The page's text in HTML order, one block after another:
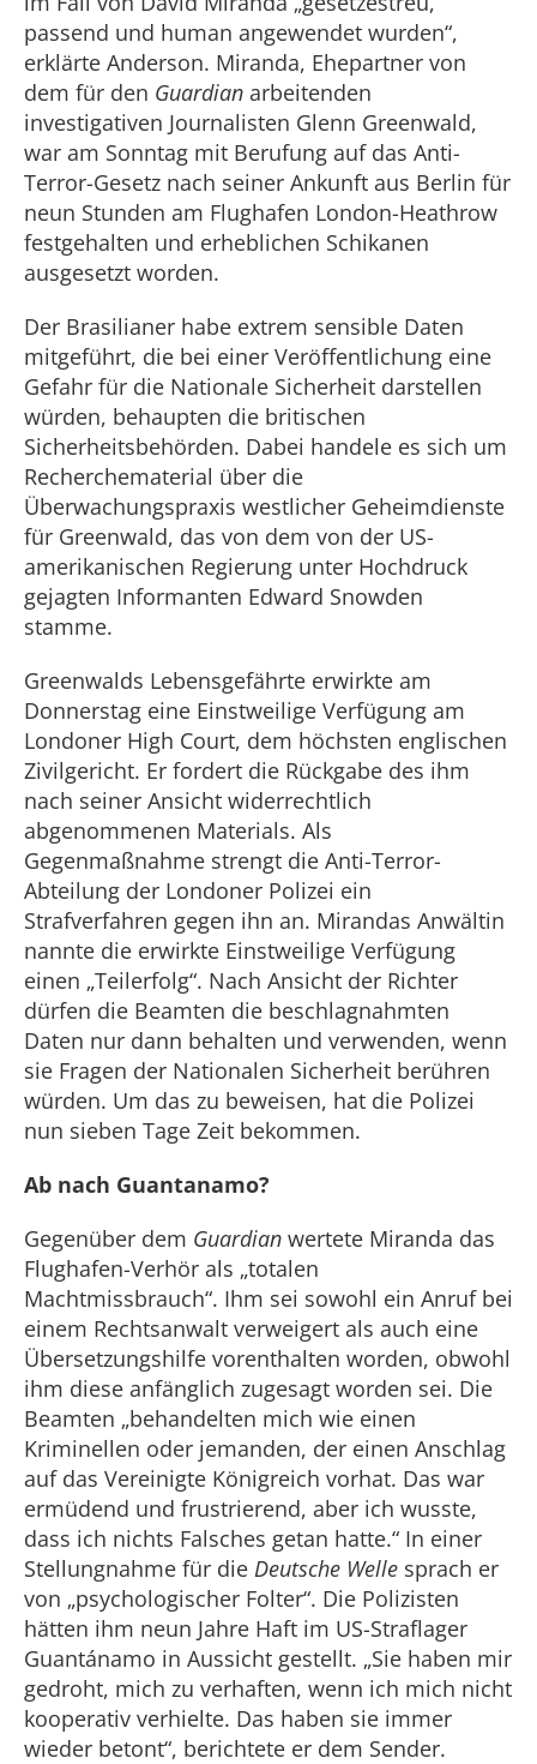
passend und human angewendet wurden“,
erklärte Anderson. Miranda, Ehepartner von
dem für den Guardian arbeitenden
investigativen Journalisten Glenn Greenwald,
war am Sonntag mit Berufung auf das Anti-
Terror-Gesetz nach seiner Ankunft aus Berlin für
neun Stunden am Flughafen London-Heathrow
festgehalten und erheblichen Schikanen
ausgesetzt worden.
Der Brasilianer habe extrem sensible Daten
mitgeführt, die bei einer Veröffentlichung eine
Gefahr für die Nationale Sicherheit darstellen
würden, behaupten die britischen
Sicherheitsbehörden. Dabei handele es sich um
Recherchematerial über die
Überwachungspraxis westlicher Geheimdienste
für Greenwald, das von dem von der US-
amerikanischen Regierung unter Hochdruck
gejagten Informanten Edward Snowden
stamme.
Greenwalds Lebensgefährte erwirkte am
Donnerstag eine Einstweilige Verfügung am
Londoner High Court, dem höchsten englischen
Zivilgericht. Er fordert die Rückgabe des ihm
nach seiner Ansicht widerrechtlich
abgenommenen Materials. Als
Gegenmaßnahme strengt die Anti-Terror-
Abteilung der Londoner Polizei ein
Strafverfahren gegen ihn an. Mirandas Anwältin
nannte die erwirkte Einstweilige Verfügung
einen „Teilerfolg“. Nach Ansicht der Richter
dürfen die Beamten die beschlagnahmten
Daten nur dann behalten und verwenden, wenn
sie Fragen der Nationalen Sicherheit berühren
würden. Um das zu beweisen, hat die Polizei
nun sieben Tage Zeit bekommen.
Ab nach Guantanamo?
Gegenüber dem Guardian wertete Miranda das
Flughafen-Verhör als „totalen
Machtmissbrauch“. Ihm sei sowohl ein Anruf bei
einem Rechtsanwalt verweigert als auch eine
Übersetzungshilfe vorenthalten worden, obwohl
ihm diese anfänglich zugesagt worden sei. Die
Beamten „behandelten mich wie einen
Kriminellen oder jemanden, der einen Anschlag
auf das Vereinigte Königreich vorhat. Das war
ermüdend und frustrierend, aber ich wusste,
dass ich nichts Falsches getan hatte.“ In einer
Stellungnahme für die Deutsche Welle sprach er
von „psychologischer Folter“. Die Polizisten
hätten ihm neun Jahre Haft im US-Straflager
Guantánamo in Aussicht gestellt. „Sie haben mir
gedroht, mich zu verhaften, wenn ich mich nicht
kooperativ verhielte. Das haben sie immer
wieder betont“, berichtete er dem Sender.